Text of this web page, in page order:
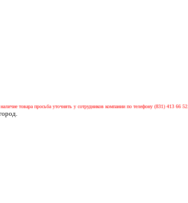
товара просьба уточнять у сотрудников компании по телефону (831) 413 66 52.